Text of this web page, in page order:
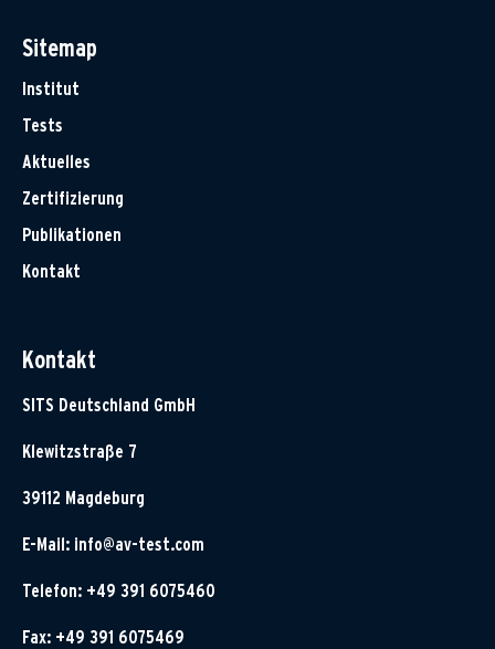
Sitemap
Institut
Tests
Aktuelles
Zertifizierung
Publikationen
Kontakt
Kontakt
SITS Deutschland GmbH
Klewitzstraße 7
39112 Magdeburg
E-Mail: info@av-test.com
Telefon: +49 391 6075460
Fax: +49 391 6075469